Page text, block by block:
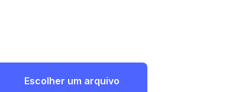
Escolher um arquivo